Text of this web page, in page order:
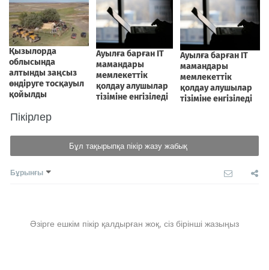
Пікірлер
Бұл тақырыпқа пікір жазу жабық
Бұрынғы
Әзірге ешкім пікір қалдырған жоқ, сіз бірінші жазыңыз